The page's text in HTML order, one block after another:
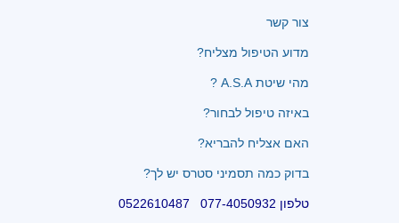
צור קשר
מדוע הטיפול מצליח?
מהי שיטת A.S.A ?
באיזה טיפול לבחור?
האם אצליח להבריא?
בדוק כמה תסמיני סטרס יש לך?
טלפון 077-4050932 0522610487